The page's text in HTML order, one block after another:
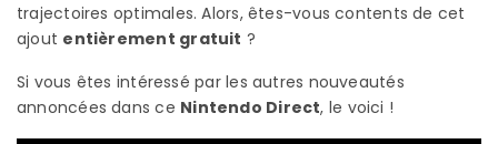
trajectoires optimales. Alors, êtes-vous contents de cet
ajout entièrement gratuit ?
Si vous êtes intéressé par les autres nouveautés
annoncées dans ce Nintendo Direct, le voici !